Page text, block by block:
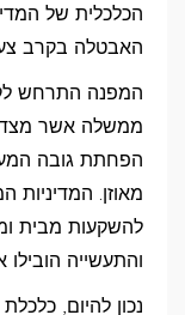
האבטלה בקרב
ממשלה אשר מצד
הפחתת גובה
מאוזן.
להשקעות מבית
והתעשייה